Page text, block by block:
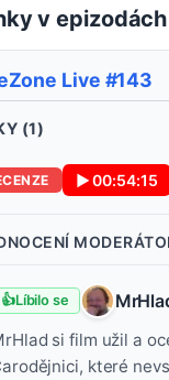
v
Live #143
(1)
▶00:54:15
👍Líbilo se
si film užil a
které